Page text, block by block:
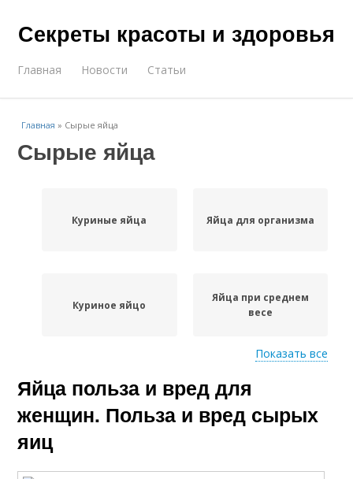
Секреты красоты и здоровья
Главная Новости Статьи
Главная » Сырые яйца
Сырые яйца
Куриные яйца Яйца для организма
Куриное яйцо
Яйца при среднем
весе
Сырой желток
Показать все
Яйца польза и вред для
женщин. Польза и вред сырых
яиц